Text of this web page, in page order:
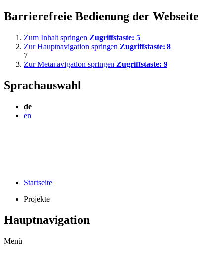
Barrierefreie Bedienung der Webseite
Zum Inhalt springen Zugriffstaste: 5
Zur Hauptnavigation springen Zugriffstaste: 8
7
Zur Metanavigation springen Zugriffstaste: 9
Sprachauswahl
de
en
Startseite
Projekte
Hauptnavigation
Menü